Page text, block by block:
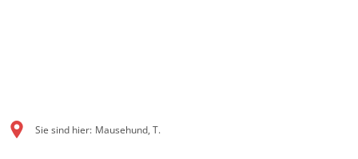
Sie sind hier: Mausehund, T.